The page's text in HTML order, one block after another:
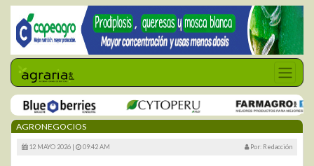
AGRONEGOCIOS
12 MAYO 2026 | 09:42 AM Por: Redacción